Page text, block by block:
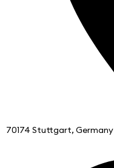
70174 Stuttgart, Germany